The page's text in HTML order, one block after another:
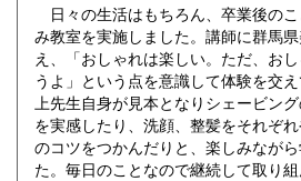
日々の生活はもちろん、卒業後の
み教室を実施しました。講師に群馬
え、「おしゃれは楽しい。ただ、お
うよ」という点を意識して体験を交
上先生自身が見本となりシェービン
を実感したり、洗顔、整髪をそれぞ
のコツをつかんだりと、楽しみなが
た。毎日のことなので継続して取り組